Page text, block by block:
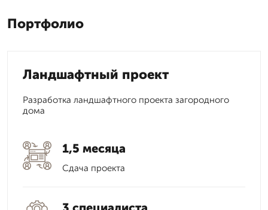
Портфолио
Ландшафтный проект
Разработка ландшафтного проекта загородного
дома
1,5 месяца
Сдача проекта